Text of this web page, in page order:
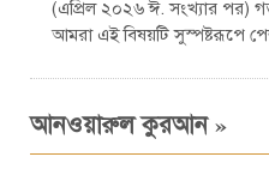
(এপ্রিল ২০২৬ ঈ. সংখ্যার পর)
আমরা এই বিষয়টি সুস্পষ্টরূপে
আনওয়ারুল কুরআন »